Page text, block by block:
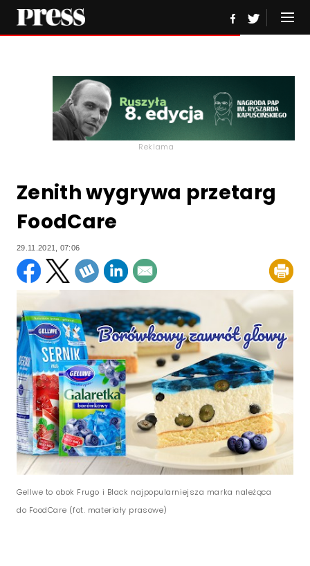
Reklama
Zenith wygrywa przetarg
FoodCare
29.11.2021, 07:06
Gellwe to obok Frugo i Black najpopularniejsza marka należąca
do FoodCare (fot. materiały prasowe)